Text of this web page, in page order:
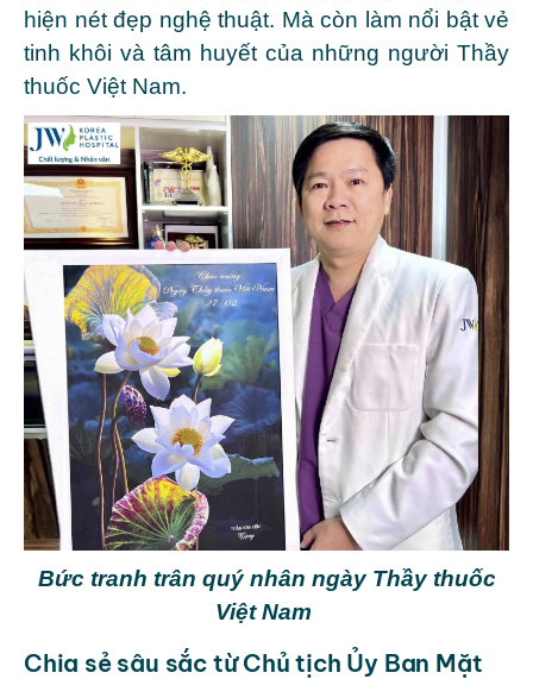
hiện nét đẹp nghệ thuật. Mà còn làm nổi bật vẻ
tinh khôi và tâm huyết của những người Thầy
thuốc Việt Nam.
Bức tranh trân quý nhân ngày Thầy thuốc
Việt Nam
Chia sẻ sâu sắc từ Chủ tịch Ủy Ban Mặt